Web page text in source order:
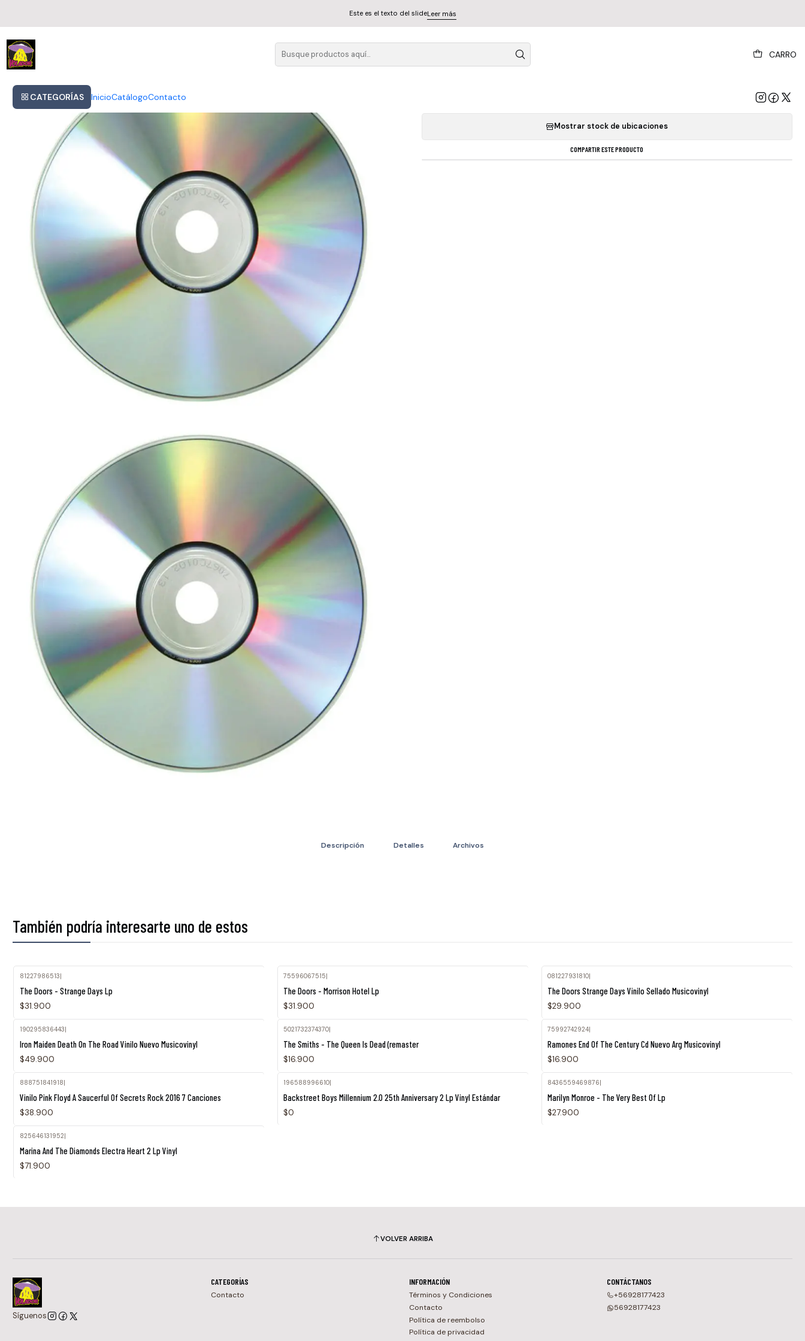
CARRO
CATEGORÍAS InicioCatálogoContacto
Este es el texto del slideLeer más
The Doors - Strange Days 40th Anniversary
Mostrar stock de ubicaciones
COMPARTIR ESTE PRODUCTO
Descripción Detalles Archivos
También podría interesarte uno de estos
81227986513|
The Doors - Strange Days Lp
$31.900
75596067515|
The Doors - Morrison Hotel Lp
$31.900
081227931810|
The Doors Strange Days Vinilo Sellado Musicovinyl
$29.900
190295836443|
Iron Maiden Death On The Road Vinilo Nuevo Musicovinyl
$49.900
5021732374370|
The Smiths - The Queen Is Dead (remaster
$16.900
75992742924|
Ramones End Of The Century Cd Nuevo Arg Musicovinyl
$16.900
888751841918|
Vinilo Pink Floyd A Saucerful Of Secrets Rock 2016 7 Canciones
$38.900
196588996610|
Backstreet Boys Millennium 2.0 25th Anniversary 2 Lp Vinyl Estándar
$0
8436559469876|
Marilyn Monroe - The Very Best Of Lp
$27.900
825646131952|
Marina And The Diamonds Electra Heart 2 Lp Vinyl
$71.900
VOLVER ARRIBA
Síguenos
CATEGORÍAS
Contacto
INFORMACIÓN
Términos y Condiciones
Contacto
Política de reembolso
Política de privacidad
CONTÁCTANOS
+56928177423
56928177423